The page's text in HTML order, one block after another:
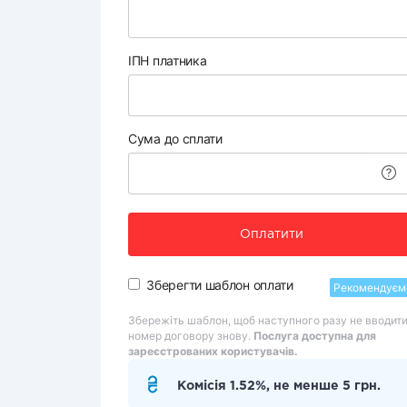
ІПН платника
Сума до сплати
Оплатити
Зберегти шаблон оплати
Збережіть шаблон, щоб наступного разу не вводити
номер договору знову. Послуга доступна для
зареєстрованих користувачів.
Комісія 1.52%, не менше 5 грн.